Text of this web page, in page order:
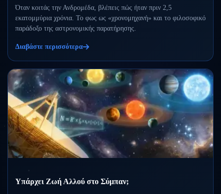
Όταν κοιτάς την Ανδρομέδα, βλέπεις πώς ήταν πριν 2,5
εκατομμύρια χρόνια. Το φως ως «χρονομηχανή» και το φιλοσοφικό
παράδοξο της αστρονομικής παρατήρησης.
Διαβάστε περισσότερα
Υπάρχει Ζωή Αλλού στο Σύμπαν;